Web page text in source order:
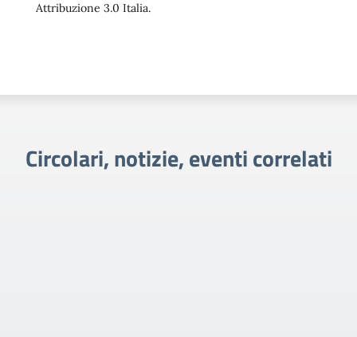
Attribuzione 3.0 Italia.
Circolari, notizie, eventi correlati